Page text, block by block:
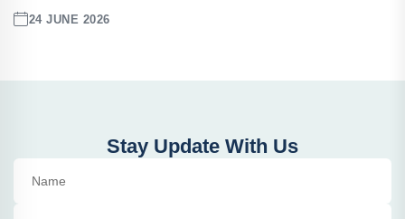
24 JUNE 2026
Stay Update With Us